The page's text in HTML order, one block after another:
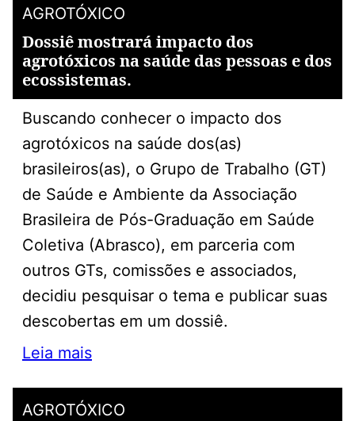
AGROTÓXICO
Dossiê mostrará impacto dos
agrotóxicos na saúde das pessoas e dos
ecossistemas.
Buscando conhecer o impacto dos
agrotóxicos na saúde dos(as)
brasileiros(as), o Grupo de Trabalho (GT)
de Saúde e Ambiente da Associação
Brasileira de Pós-Graduação em Saúde
Coletiva (Abrasco), em parceria com
outros GTs, comissões e associados,
decidiu pesquisar o tema e publicar suas
descobertas em um dossiê.
Leia mais
AGROTÓXICO